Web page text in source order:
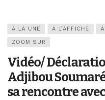
A LA UNE A L’AFFICHE
ZOOM SUR
Vidéo/
Adjibou
sa rencontre